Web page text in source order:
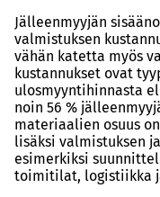
Jälleenmyyjän
valmistuksen
vähän katetta myös
kustannukset ovat
ulosmyyntihinnasta
noin 56 %
materiaalien osuus
lisäksi valmistuksen
esimerkiksi
toimitilat, logistiikka